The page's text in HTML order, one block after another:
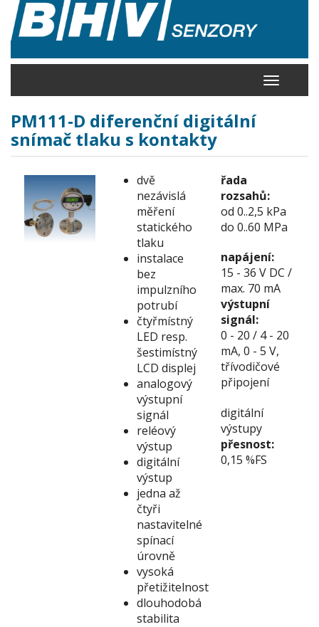
Přejít
hlavnímu
obsahu
Toggle
navigation
PM111-D diferenční digitální
snímač tlaku s kontakty
dvě
nezávislá
měření
statického
tlaku
instalace
bez
impulzního
potrubí
čtyřmístný
LED resp.
šestimístný
LCD displej
analogový
výstupní
signál
reléový
výstup
digitální
výstup
jedna až
čtyři
nastavitelné
spínací
úrovně
vysoká
přetižitelnost
dlouhodobá
stabilita
řada
rozsahů:
od 0..2,5 kPa
do 0..60 MPa
napájení:
15 - 36 V DC /
max. 70 mA
výstupní
signál:
0 - 20 / 4 - 20
mA, 0 - 5 V,
třívodičové
připojení
digitální
výstupy
přesnost:
0,15 %FS